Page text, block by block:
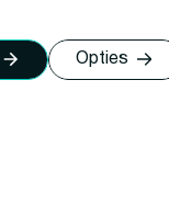
Opties